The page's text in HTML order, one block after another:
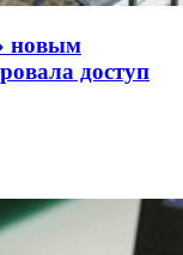
новым
доступ